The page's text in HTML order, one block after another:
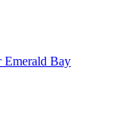
Emerald Bay